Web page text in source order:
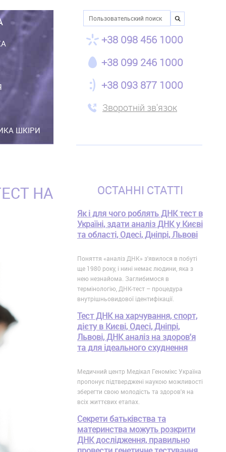
ШКІРИ
Пошук
+38 098 456 1000
+38 099 246 1000
+38 093 877 1000
Зворотній зв'язок
НА ОСТАННІ СТАТТІ
Як і для чого роблять ДНК тест в
Україні, здати аналіз ДНК у Києві
та області, Одесі, Дніпрі, Львові
Поняття «аналіз ДНК» з'явилося в побуті
ще 1980 року, і нині немає людини, яка з
нею незнайома. Заглибимося в
термінологію, ДНК-тест – процедура
внутрішньовидової ідентифікації.
Тест ДНК на харчування, спорт,
дієту в Києві, Одесі, Дніпрі,
Львові, ДНК аналіз на здоров'я
та для ідеального схуднення
Медичний центр Медікал Геномікс Україна
пропонує підтверджені наукою можливості
зберегти свою молодість та здоров'я на
всіх життєвих етапах.
Секрети батьківства та
материнства можуть розкрити
ДНК дослідження, правильно